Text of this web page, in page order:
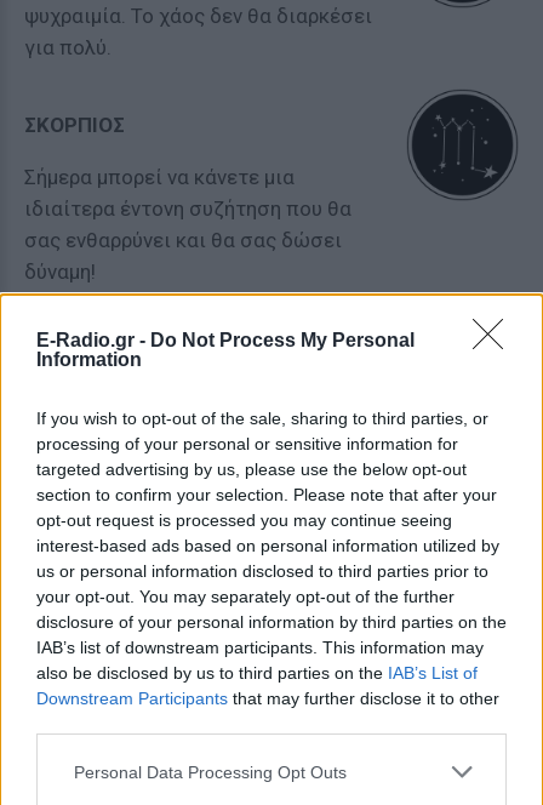
E-Radio.gr - Do Not Process My Personal
Information
If you wish to opt-out of the sale, sharing to third parties, or
processing of your personal or sensitive information for
targeted advertising by us, please use the below opt-out
section to confirm your selection. Please note that after your
opt-out request is processed you may continue seeing
interest-based ads based on personal information utilized by
us or personal information disclosed to third parties prior to
your opt-out. You may separately opt-out of the further
disclosure of your personal information by third parties on the
IAB’s list of downstream participants. This information may
also be disclosed by us to third parties on the IAB’s List of
Downstream Participants that may further disclose it to other
Personal Data Processing Opt Outs
ψυχραιμία. Το χάος δεν θα διαρκέσει
για πολύ.
ΣΚΟΡΠΙΟΣ
Σήμερα μπορεί να κάνετε μια
ιδιαίτερα έντονη συζήτηση που θα
σας ενθαρρύνει και θα σας δώσει
δύναμη!
ΤΟΞΟΤΗΣ
αποφύγετε τις ακραίες αντιδράσεις
σε ό,τι παρουσιαστεί.
ΑΙΓΟΚΕΡΩΣ
Η απόφασή σας να σταματήσετε μια
κακή συνήθεια ή μια επιβλαβή
δραστηριότητα θα είναι πιο
περίπλοκη από ό, τι νομίζατε αρχικά.
ΥΔΡΟΧΟΟΣ